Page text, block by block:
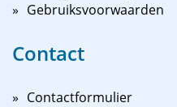
Gebruiksvoorwaarden
Contact
Contactformulier